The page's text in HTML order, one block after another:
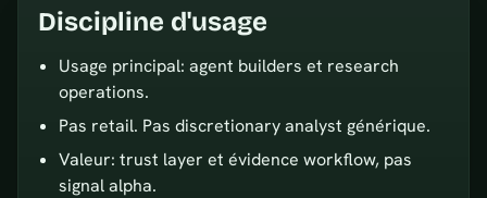
Discipline d'usage
Usage principal: agent builders et research
operations.
Pas retail. Pas discretionary analyst générique.
Valeur: trust layer et évidence workflow, pas
signal alpha.